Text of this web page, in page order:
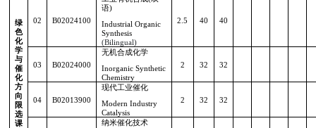
绿
色
化
学
与
催
化
方
向
限
选
课
02 B02024100
语)
Industrial Organic
Synthesis
(Bilingual)
2.5 40 40
03 B02024000
无机合成化学
Inorganic Synthetic
Chemistry
2 32 32
04 B02013900
现代工业催化
Modern Industry
Catalysis
2 32 32
纳米催化技术